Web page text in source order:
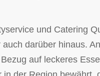
und Catering
darüber hinaus.
auf leckeres